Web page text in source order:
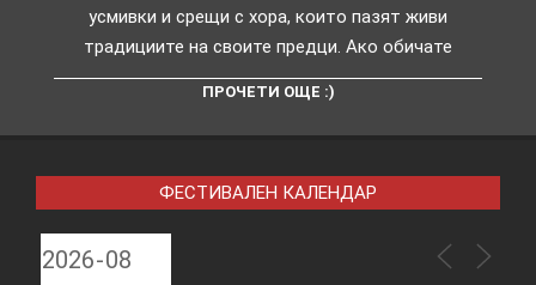
усмивки и срещи с хора, които пазят живи
традициите на своите предци. Ако обичате
ПРОЧЕТИ ОЩЕ :)
ФЕСТИВАЛЕН КАЛЕНДАР